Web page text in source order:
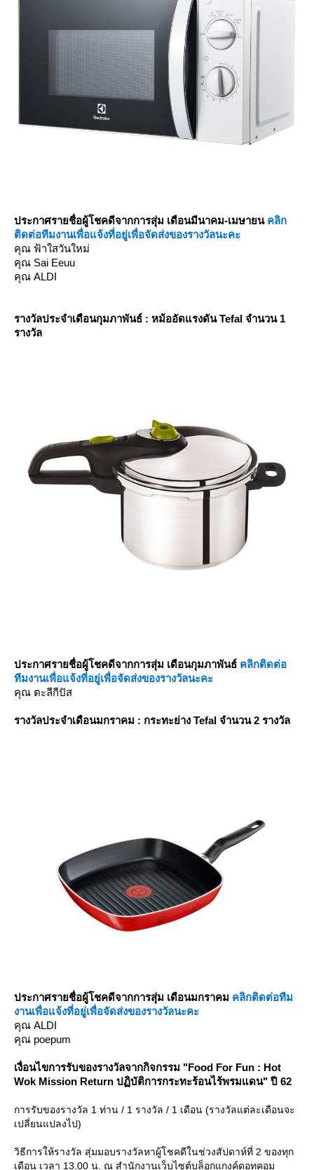
ประกาศรายชื่อผู้โชคดีจากการสุ่ม เดือนมีนาคม-เมษายน คลิก
ติดต่อทีมงานเพื่อแจ้งที่อยู่เพื่อจัดส่งของรางวัลนะคะ
คุณ ฟ้าใสวันใหม่
คุณ Sai Eeuu
คุณ ALDI
รางวัลประจำเดือนกุมภาพันธ์ : หม้ออัดแรงดัน Tefal จำนวน 1
รางวัล
ประกาศรายชื่อผู้โชคดีจากการสุ่ม เดือนกุมภาพันธ์ คลิกติดต่อ
ทีมงานเพื่อแจ้งที่อยู่เพื่อจัดส่งของรางวัลนะคะ
คุณ ตะลีกีปัส
รางวัลประจำเดือนมกราคม : กระทะย่าง Tefal จำนวน 2 รางวัล
ประกาศรายชื่อผู้โชคดีจากการสุ่ม เดือนมกราคม คลิกติดต่อทีม
งานเพื่อแจ้งที่อยู่เพื่อจัดส่งของรางวัลนะคะ
คุณ ALDI
คุณ poepum
เงื่อนไขการรับของรางวัลจากกิจกรรม "Food For Fun : Hot
Wok Mission Return ปฏิบัติการกระทะร้อนไร้พรมแดน" ปี 62
การรับของรางวัล 1 ท่าน / 1 รางวัล / 1 เดือน (รางวัลแต่ละเดือนจะ
เปลี่ยนแปลงไป)
วิธีการให้รางวัล สุ่มมอบรางวัลหาผู้โชคดีในช่วงสัปดาห์ที่ 2 ของทุก
เดือน เวลา 13.00 น. ณ สำนักงานเว็บไซต์บล็อกแกงค์ดอทคอม